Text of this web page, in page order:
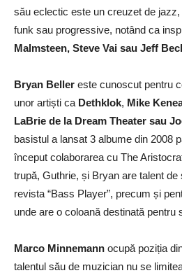
său eclectic este un creuzet de
funk sau progressive, notând ca
Malmsteen, Steve Vai sau Jeff
Bryan Beller este cunoscut pentru
unor artiști ca Dethklok, Mike
LaBrie de la Dream Theater sau
basistul a lansat 3 albume din 2008
început colaborarea cu The
trupă, Guthrie, și Bryan are talent de
revista “Bass Player”, precum și
unde are o coloană destinată pentru
Marco Minnemann ocupă poziția
talentul său de muzician nu se